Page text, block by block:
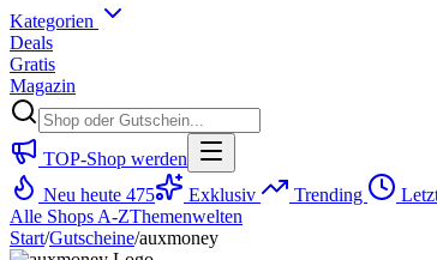
Kategorien
Deals
Gratis
Magazin
TOP-Shop werden
Neu heute 475 Exklusiv Trending
Alle Shops A-ZThemenwelten
Start/Gutscheine/auxmoney